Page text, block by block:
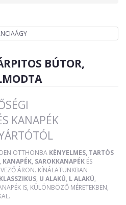
BÚTOR,
KANAPÉK
OTTHONBA KÉNYELMES, TARTÓS
, KANAPÉK, SAROKKANAPÉK ÉS
ÁRON. KÍNÁLATUNKBAN
KLASSZIKUS, U ALAKÚ, L ALAKÚ,
IS, KÜLÖNBÖZŐ MÉRETEKBEN,